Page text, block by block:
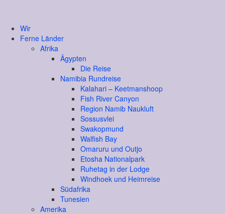
Wir
Ferne Länder
Afrika
Ägypten
Die Reise
Namibia Rundreise
Kalahari – Keetmanshoop
Fish River Canyon
Region Namib Naukluft
Sossusvlei
Swakopmund
Walfish Bay
Omaruru und Outjo
Etosha Nationalpark
Ruhetag in der Lodge
Windhoek und Heimreise
Südafrika
Tunesien
Amerika